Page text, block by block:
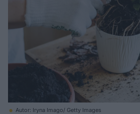
Autor: Iryna Imago/ Getty Images